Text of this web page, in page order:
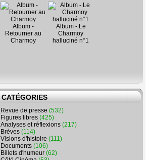
Album -
Retourner au
Charmoy
Album - Le
Charmoy
halluciné n°1
CATÉGORIES
Revue de presse (532)
Figures libres (425)
Analyses et réflexions (217)
Brèves (114)
Visions d'histoire (111)
Documents (106)
Billets d'humeur (62)